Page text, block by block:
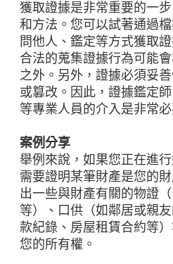
獲取證據是非常重要的一
和方法。您可以試著通過
問他人、鑑定等方式獲取
合法的蒐集證據行為可能
之外。另外，證據必須妥
或篡改。因此，證據鑑定
等專業人員的介入是非常必
案例分享
舉例來說，如果您正在進
需要證明某筆財產是您的
出一些與財產有關的物證
等）、口供（如鄰居或親
款紀錄、房屋租賃合約等
您的所有權。